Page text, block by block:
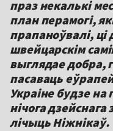
праз некалькі
план перамогі,
прапаноўвалі, ці
швейцарскім
выглядае добра,
пасаваць
Украіне будзе на
нічога дзейснага
лічыць Ніжнікаў.